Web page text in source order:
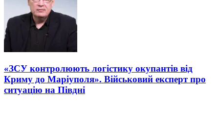
«ЗСУ контролюють логістику окупантів від
Криму до Маріуполя». Військовий експерт про
ситуацію на Півдні